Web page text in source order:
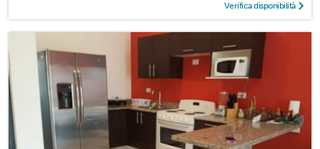
Verifica disponibilità